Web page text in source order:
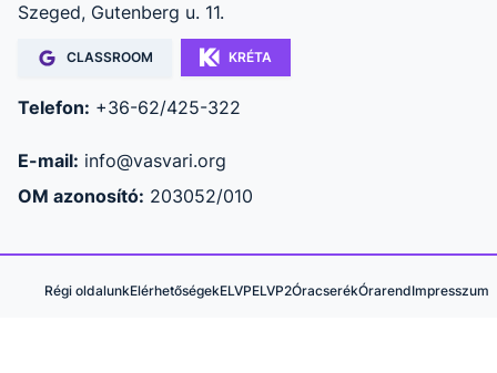
Szeged, Gutenberg u. 11.
CLASSROOM KRÉTA
Telefon: +36-62/425-322
E-mail: info@vasvari.org
OM azonosító: 203052/010
Régi oldalunkElérhetőségekELVPELVP2ÓracserékÓrarendImpresszum